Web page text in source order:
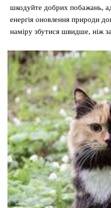
шкодуйте добрих побажань,
енергія оновлення природи
наміру збутися швидше, ніж